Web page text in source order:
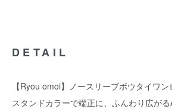
DETAIL
【Ryou omoi】ノースリーブボウタイワ
スタンドカラーで端正に、ふんわり広が